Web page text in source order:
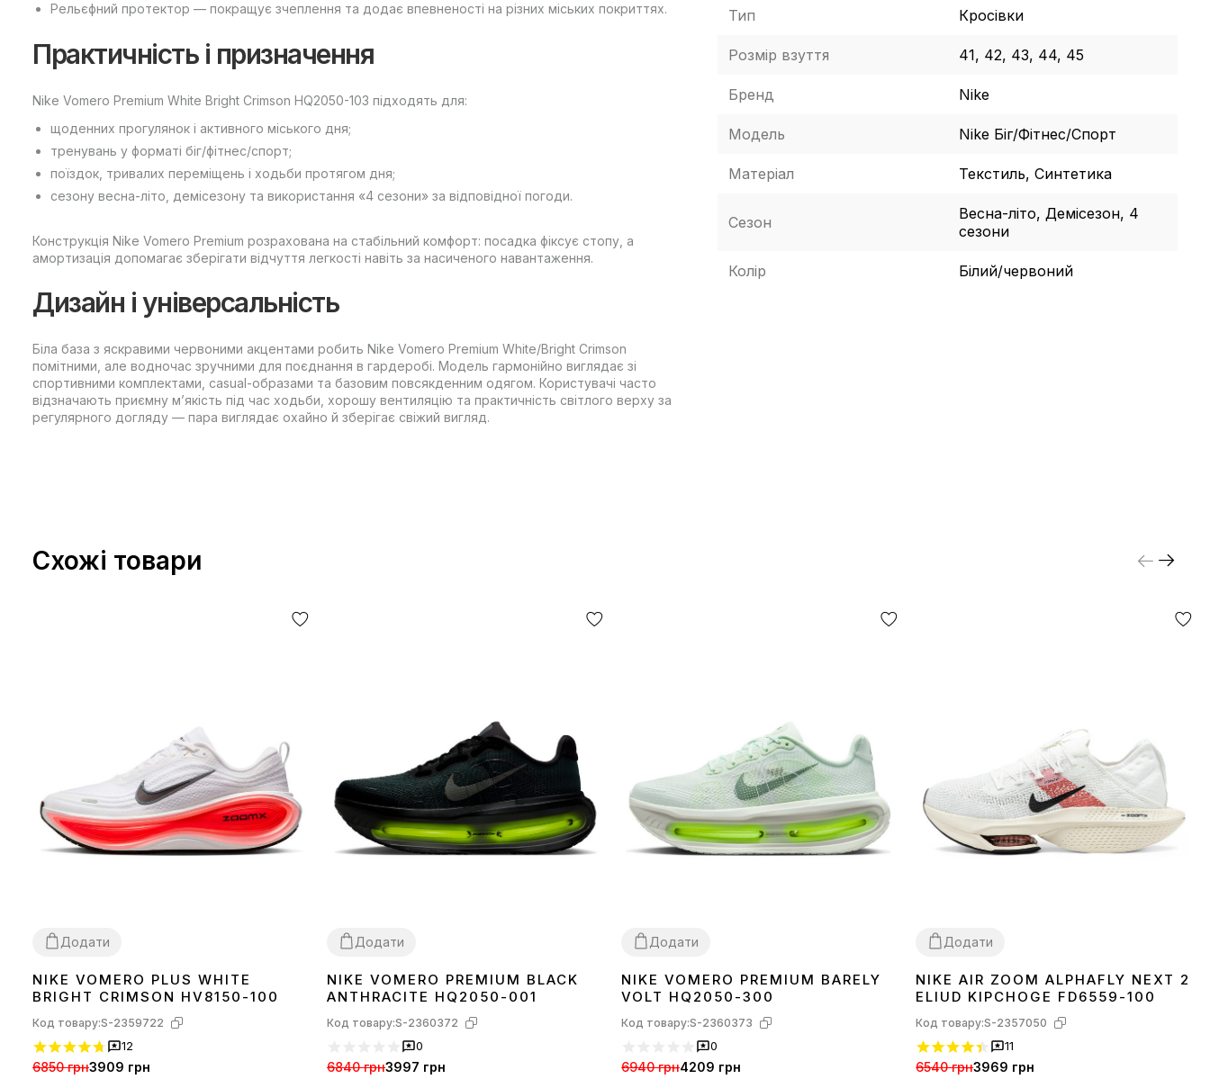
Рельєфний протектор — покращує зчеплення та додає впевненості на різних міських покриттях.
Практичність і призначення
Nike Vomero Premium White Bright Crimson HQ2050-103 підходять для:
щоденних прогулянок і активного міського дня;
тренувань у форматі біг/фітнес/спорт;
поїздок, тривалих переміщень і ходьби протягом дня;
сезону весна-літо, демісезону та використання «4 сезони» за відповідної погоди.
Конструкція Nike Vomero Premium розрахована на стабільний комфорт: посадка фіксує стопу, а
амортизація допомагає зберігати відчуття легкості навіть за насиченого навантаження.
Дизайн і універсальність
Біла база з яскравими червоними акцентами робить Nike Vomero Premium White/Bright Crimson
помітними, але водночас зручними для поєднання в гардеробі. Модель гармонійно виглядає зі
спортивними комплектами, casual-образами та базовим повсякденним одягом. Користувачі часто
відзначають приємну м’якість під час ходьби, хорошу вентиляцію та практичність світлого верху за
регулярного догляду — пара виглядає охайно й зберігає свіжий вигляд.
Тип Кросівки
Розмір взуття 41, 42, 43, 44, 45
Бренд Nike
Модель Nike Біг/Фітнес/Спорт
Матеріал Текстиль, Синтетика
Сезон
Весна-літо, Демісезон, 4
сезони
Колір Білий/червоний
Схожі товари
Додати
3842 434445
NIKE VOMERO PLUS WHITE
BRIGHT CRIMSON HV8150-100
Код товару:S-2359722
12
6850 грн3909 грн
Додати
4041 42434445
NIKE VOMERO PREMIUM BLACK
ANTHRACITE HQ2050-001
Код товару:S-2360372
0
6840 грн3997 грн
Додати
3840 4142434445
NIKE VOMERO PREMIUM BARELY
VOLT HQ2050-300
Код товару:S-2360373
0
6940 грн4209 грн
Додати
4041 4243 4445
NIKE AIR ZOOM ALPHAFLY NEXT 2
ELIUD KIPCHOGE FD6559-100
Код товару:S-2357050
11
6540 грн3969 грн